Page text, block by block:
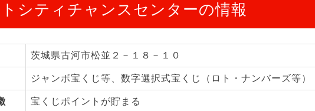
シティチャンスセンターの情報
茨城県古河市松並２－１８－１０
ジャンボ宝くじ等、数字選択式宝くじ（ロト・ナンバーズ等）
宝くじポイントが貯まる